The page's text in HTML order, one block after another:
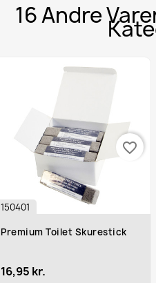
16 Andre
150401
Premium Toilet Skurestick
16,95 kr.
favorite_border